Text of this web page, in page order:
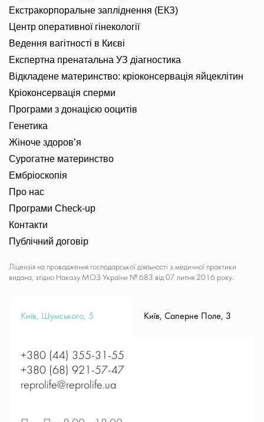
Екстракорпоральне запліднення (ЕКЗ)
Центр оперативної гінекології
Ведення вагітності в Києві
Експертна пренатальна УЗ діагностика
Відкладене материнство: кріоконсервація яйцеклітин
Кріоконсервація сперми
Програми з донацією ооцитів
Генетика
Жіноче здоров’я
Сурогатне материнство
Ембріоскопія
Про нас
Програми Check-up
Контакти
Публічний договір
Ліцензія на провадження господарської діяльності з медичної практики
видана, згідно Наказу МОЗ України № 683 від 07 липня 2016 року.
Київ, Шумського, 5 Київ, Саперне Поле, 3
+380 (44) 355-31-55
+380 (68) 921-57-47
reprolife@reprolife.ua